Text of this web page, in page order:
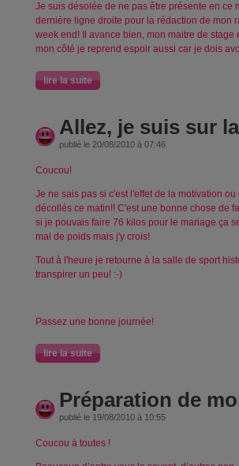
Je suis désolée de ne pas être présente en ce
dernière ligne droite pour la rédaction de mon
week end! Il avance bien, mon maitre de stage
mon côté je reprend espoir aussi car je dois
lire la suite
Allez, je suis sur
publié le 20/08/2010 à 07:46
Coucou!
Je ne sais pas si c'est l'effet de la motivation
décollés ce matin!! C'est une bonne chose de
si je pouvais faire 76 kilos pour le mariage ça
mal de poids mais j'y crois!
Tout à l'heure je retourne à la salle de sport
transpirer un peu! :-)
Passez une bonne journée!
lire la suite
Préparation de
publié le 19/08/2010 à 10:55
Coucou à toutes !